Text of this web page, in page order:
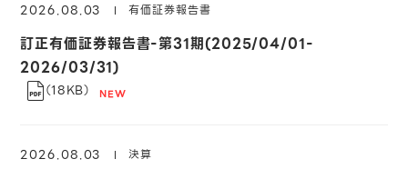
2026.08.03 有価証券報告書
訂正有価証券報告書-第31期(2025/04/01-
2026/03/31)
（18KB）
2026.08.03 決算